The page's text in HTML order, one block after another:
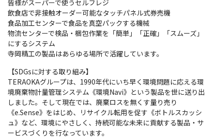
皆様がスーパーで使うセルフレジ
飲食店で非接触オーダー可能なタッチパネル式券売機
食品加工センターで食品を真空パックする機械
物流センターで検品・梱包作業を「簡単」「正確」「スムーズ」
にするシステム
寺岡精工の製品はあらゆる場所で活躍しています。
【SDGsに対する取り組み】
TERAOKAグループは、1990年代にいち早く環境問題に応える環
境廃棄物計量管理システム《環境Navi》という製品を世に送り出
しました。そして現在では、廃棄ロスを無くす量り売り
《e.Sense》をはじめ、リサイクル転用を促す《ボトルスカッシ
ュ》など、環境にやさしく、持続可能な未来に貢献する製品・サ
ービスづくりを行なっています。